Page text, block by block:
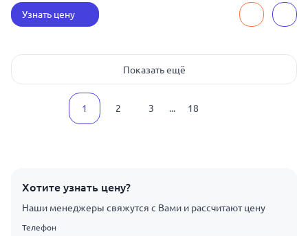
Узнать цену
Показать ещё
1 2 3 ... 18
Хотите узнать цену?
Наши менеджеры свяжутся с Вами и рассчитают цену
Телефон